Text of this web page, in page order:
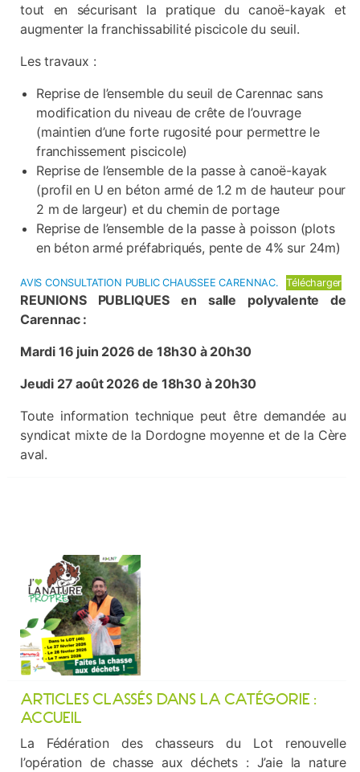
tout en sécurisant la pratique du canoë-kayak et
augmenter la franchissabilité piscicole du seuil.
Les travaux :
Reprise de l’ensemble du seuil de Carennac sans
modification du niveau de crête de l’ouvrage
(maintien d’une forte rugosité pour permettre le
franchissement piscicole)
Reprise de l’ensemble de la passe à canoë-kayak
(profil en U en béton armé de 1.2 m de hauteur pour
2 m de largeur) et du chemin de portage
Reprise de l’ensemble de la passe à poisson (plots
en béton armé préfabriqués, pente de 4% sur 24m)
AVIS CONSULTATION PUBLIC CHAUSSEE CARENNAC. Télécharger
REUNIONS PUBLIQUES en salle polyvalente de
Carennac :
Mardi 16 juin 2026 de 18h30 à 20h30
Jeudi 27 août 2026 de 18h30 à 20h30
Toute information technique peut être demandée au
syndicat mixte de la Dordogne moyenne et de la Cère
aval.
ARTICLES CLASSÉS DANS LA CATÉGORIE :
ACCUEIL
La Fédération des chasseurs du Lot renouvelle
l’opération de chasse aux déchets : J’aie la nature